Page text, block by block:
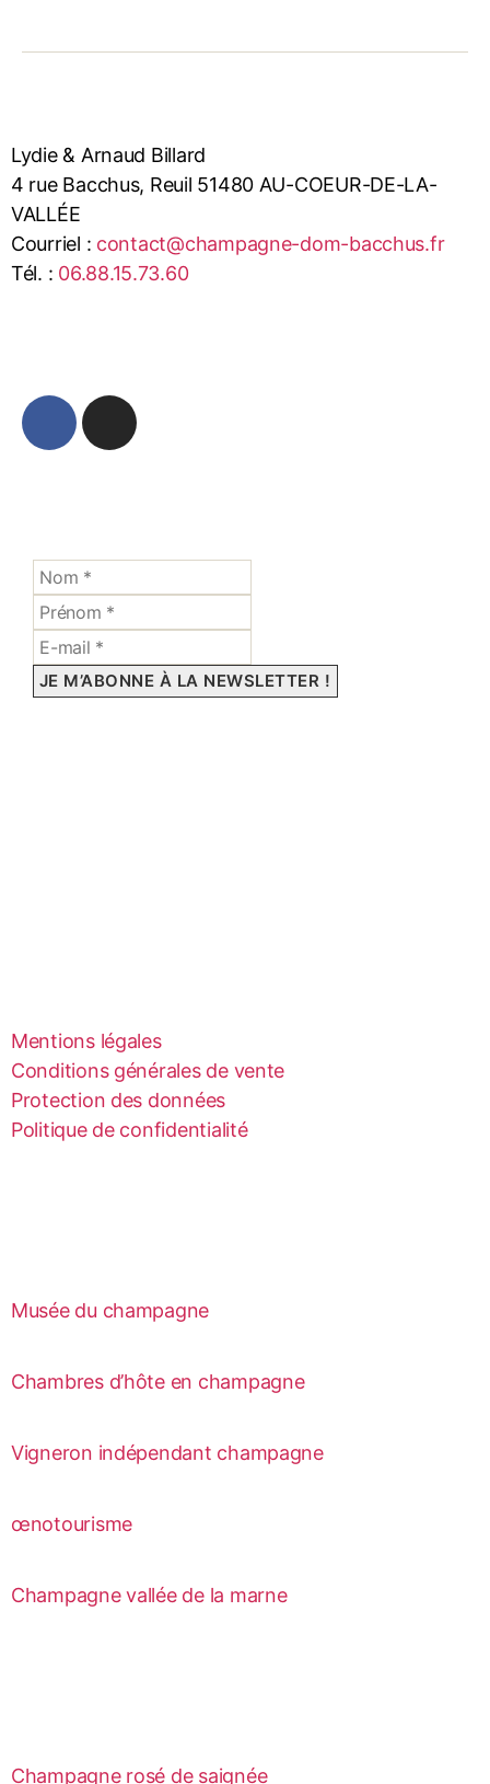
Lydie & Arnaud Billard
4 rue Bacchus, Reuil 51480 AU-COEUR-DE-LA-
VALLÉE
Courriel : contact@champagne-dom-bacchus.fr
Tél. : 06.88.15.73.60
Mentions légales
Conditions générales de vente
Protection des données
Politique de confidentialité
Musée du champagne
Chambres d’hôte en champagne
Vigneron indépendant champagne
œnotourisme
Champagne vallée de la marne
Champagne rosé de saignée